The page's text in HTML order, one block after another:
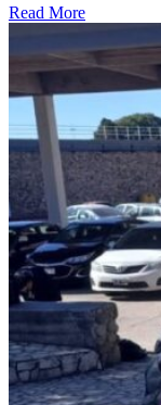
Read More